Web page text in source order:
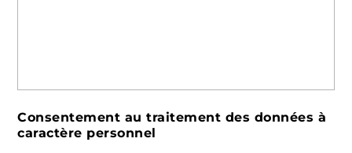
Consentement au traitement des données à
caractère personnel